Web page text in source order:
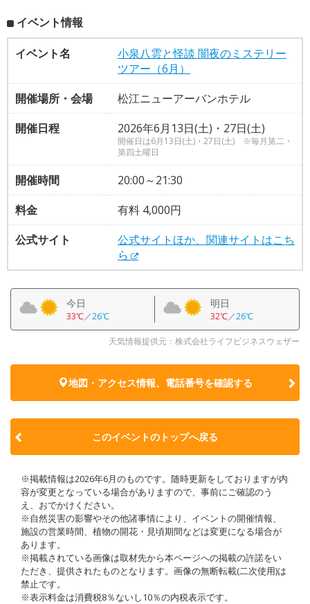
イベント情報
イベント名
小泉八雲と怪談 闇夜のミステリー
ツアー（6月）
開催場所・会場
松江ニューアーバンホテル
開催日程
2026年6月13日(土)・27日(土)
開催日は6月13日(土)・27日(土) ※毎月第二・
第四土曜日
開催時間
20:00～21:30
料金
有料 4,000円
公式サイト
公式サイトほか、関連サイトはこち
ら
今日
33℃／26℃
明日
32℃／26℃
天気情報提供元：株式会社ライフビジネスウェザー
地図・アクセス情報、電話番号を確認する
このイベントのトップへ戻る
※掲載情報は2026年6月のものです。随時更新をしておりますが内
容が変更となっている場合がありますので、事前にご確認のう
え、おでかけください。
※自然災害の影響やその他諸事情により、イベントの開催情報、
施設の営業時間、植物の開花・見頃期間などは変更になる場合が
あります。
※掲載されている画像は取材先から本ページへの掲載の許諾をい
ただき、提供されたものとなります。画像の無断転載(二次使用)は
禁止です。
※表示料金は消費税8％ないし10％の内税表示です。